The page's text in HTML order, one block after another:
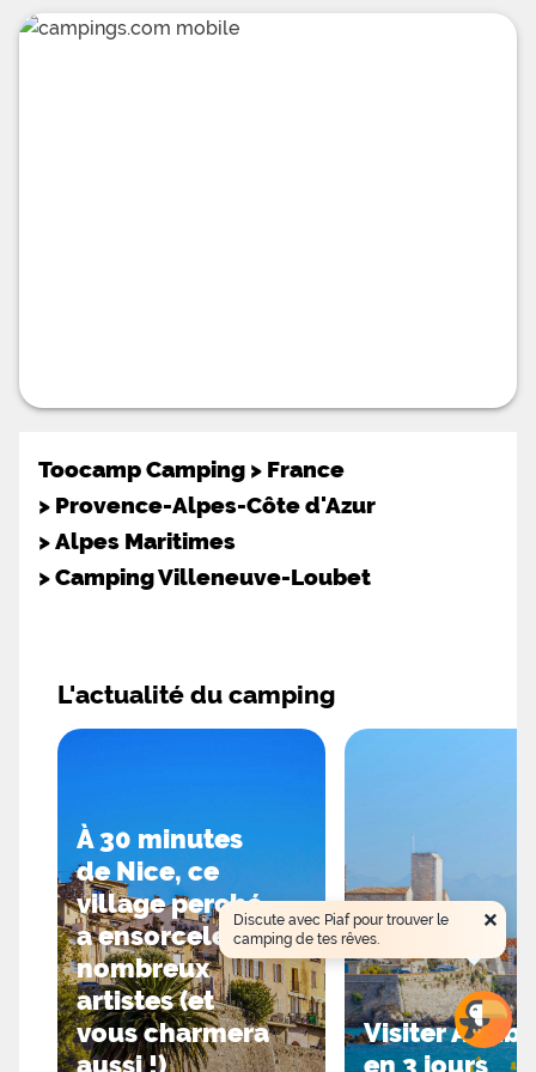
Toocamp Camping > France
> Provence-Alpes-Côte d'Azur
>Alpes Maritimes
>Camping Villeneuve-Loubet
L'actualité du camping
À 30 minutes
de Nice, ce
village perché
a ensorcelé de
nombreux
artistes (et
vous charmera
aussi !)
Visiter
en 3 jours
×
Discute avec Piaf pour trouver le
camping de tes rêves.